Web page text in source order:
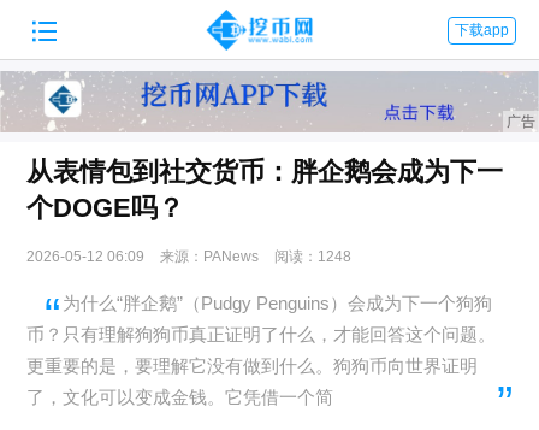
 下载app
从表情包到社交货币：胖企鹅会成为下一
个DOGE吗？
2026-05-12 06:09 来源：PANews 阅读：1248
为什么“胖企鹅”（Pudgy Penguins）会成为下一个狗狗
币？只有理解狗狗币真正证明了什么，才能回答这个问题。
更重要的是，要理解它没有做到什么。狗狗币向世界证明
了，文化可以变成金钱。它凭借一个简